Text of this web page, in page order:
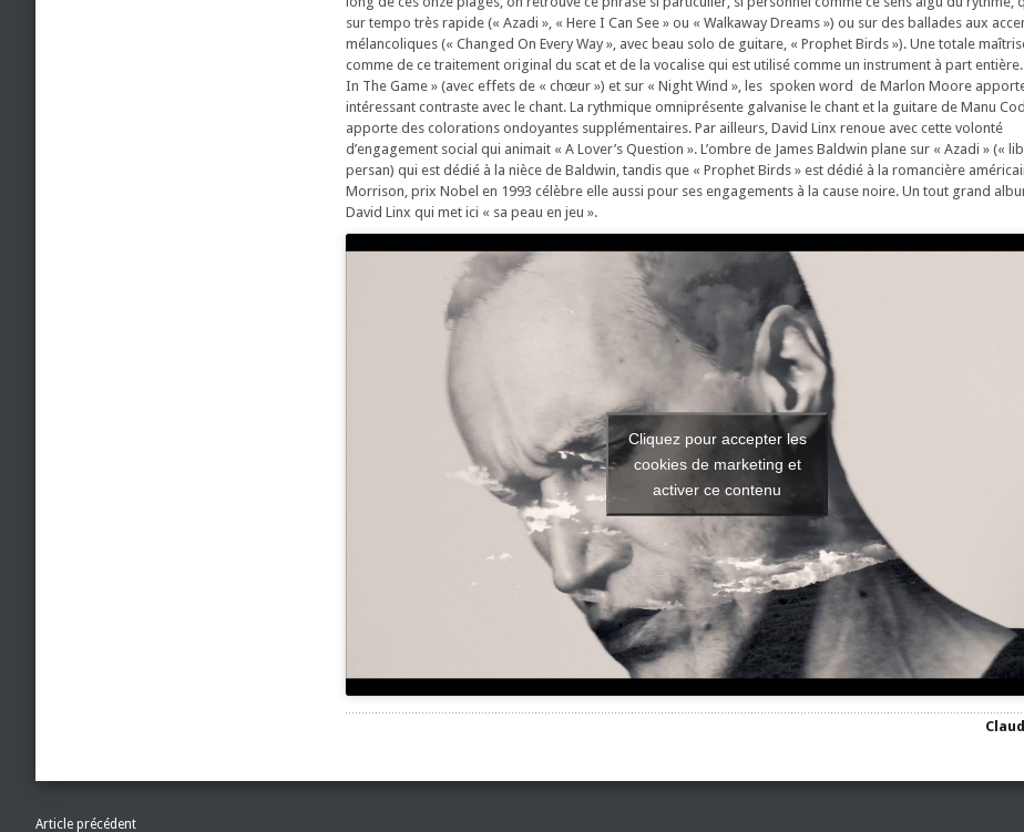
sur tempo très rapide (« Azadi », « Here I Can See » ou « Walkaway Dreams ») ou sur des ballades aux
mélancoliques (« Changed On Every Way », avec beau solo de guitare, « Prophet Birds »). Une totale
comme de ce traitement original du scat et de la vocalise qui est utilisé comme un instrument à part entière.
In The Game » (avec effets de « chœur ») et sur « Night Wind », les spoken word de Marlon Moore
intéressant contraste avec le chant. La rythmique omniprésente galvanise le chant et la guitare de Manu
apporte des colorations ondoyantes supplémentaires. Par ailleurs, David Linx renoue avec cette volonté
d’engagement social qui animait « A Lover’s Question ». L’ombre de James Baldwin plane sur « Azadi » («
persan) qui est dédié à la nièce de Baldwin, tandis que « Prophet Birds » est dédié à la romancière
Morrison, prix Nobel en 1993 célèbre elle aussi pour ses engagements à la cause noire. Un tout grand
David Linx qui met ici « sa peau en jeu ».
Cliquez pour accepter les
cookies de marketing et
activer ce contenu
Article précédent